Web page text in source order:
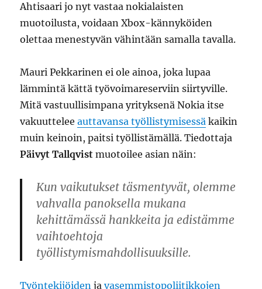
Ahtisaari jo nyt vastaa nokialaisten
muotoilusta, voidaan Xbox-kännyköiden
olettaa menestyvän vähintään samalla tavalla.
Mauri Pekkarinen ei ole ainoa, joka lupaa
lämmintä kättä työvoimareserviin siirtyville.
Mitä vastuullisimpana yrityksenä Nokia itse
vakuutteleeauttavansa työllistymisessä kaikin
muin keinoin, paitsi työllistämällä. Tiedottaja
Päivyt Tallqvist muotoilee asian näin:
Kun vaikutukset täsmentyvät, olemme
vahvalla panoksella mukana
kehittämässä hankkeita ja edistämme
vaihtoehtoja
työllistymismahdollisuuksille.
Työntekijöiden javasemmistopoliitikkojen